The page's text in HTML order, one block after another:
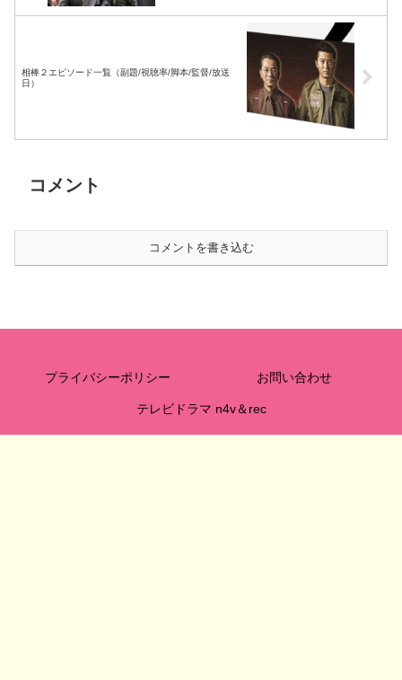
相棒２エピソード一覧（副題/視聴率/脚本/監督/放送
日）
コメント
コメントを書き込む
プライバシーポリシー お問い合わせ
テレビドラマ n4v＆rec